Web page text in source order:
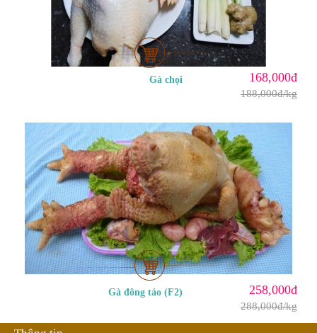
Gà chọi 168,000đ
188,000đ/kg
Gà đông tảo (F2) 258,000đ
288,000đ/kg